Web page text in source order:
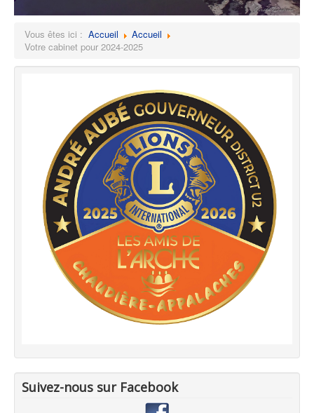
Vous êtes ici : Accueil
Accueil
Votre cabinet pour 2024-2025
Suivez-nous sur Facebook